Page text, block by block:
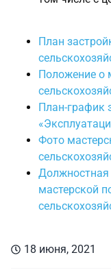
План
Положение о
План-график
Фото
мастерской
18 июня, 2021